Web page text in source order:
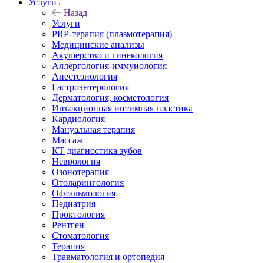
Услуги
Назад
Услуги
PRP-терапия (плазмотерапия)
Медицинские анализы
Акушерство и гинекология
Аллергология-иммунология
Анестезиология
Гастроэнтерология
Дерматология, косметология
Инъекционная интимная пластика
Кардиология
Мануальная терапия
Массаж
КТ диагностика зубов
Неврология
Озонотерапия
Отоларингология
Офтальмология
Педиатрия
Проктология
Рентген
Стоматология
Терапия
Травматология и ортопедия